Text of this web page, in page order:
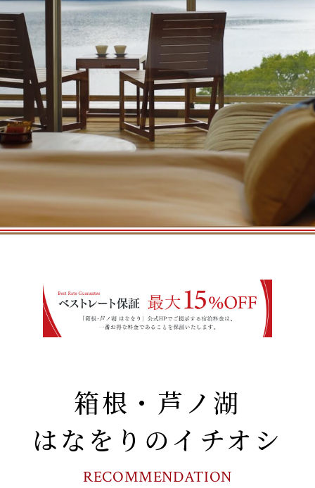
箱根・芦ノ湖
はなをりのイチオシ
RECOMMENDATION